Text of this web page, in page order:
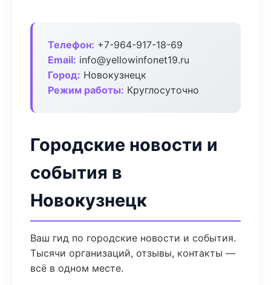
Телефон: +7-964-917-18-69
Email: info@yellowinfonet19.ru
Город: Новокузнецк
Режим работы: Круглосуточно
Городские новости и
события в
Новокузнецк
Ваш гид по городские новости и события.
Тысячи организаций, отзывы, контакты —
всё в одном месте.